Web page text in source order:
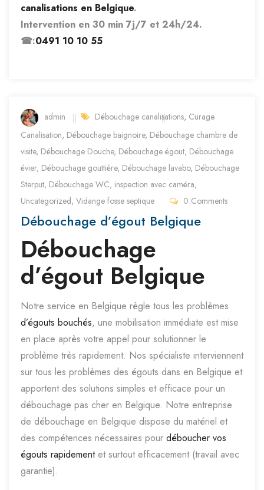
canalisations en Belgique.
Intervention en 30 min 7j/7 et 24h/24.
☎:0491 10 10 55
admin Débouchage canalisations, Curage
Canalisation, Débouchage baignoire, Débouchage chambre de
visite, Débouchage Douche, Débouchage égout, Débouchage
évier, Débouchage gouttière, Débouchage lavabo, Débouchage
Sterput, Débouchage WC, inspection avec caméra,
Uncategorized, Vidange fosse septique 0 Comments
Débouchage d’égout Belgique
Débouchage
d’égout Belgique
Notre service en Belgique règle tous les problèmes
d’égouts bouchés, une mobilisation immédiate est mise
en place après votre appel pour solutionner le
problème très rapidement. Nos spécialiste interviennent
sur tous les problèmes des égouts dans en Belgique et
apportent des solutions simples et efficace pour un
débouchage pas cher en Belgique. Notre entreprise
de débouchage en Belgique dispose du matériel et
des compétences nécessaires pour déboucher vos
égouts rapidementet surtout efficacement (travail avec
garantie).